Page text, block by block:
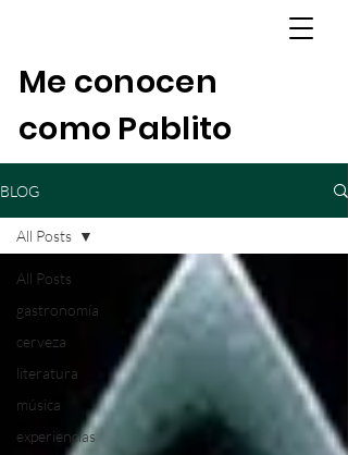
Me conocen
como Pablito
BLOG
All Posts
gastronomía
cerveza
literatura
música
experiencias
All Posts